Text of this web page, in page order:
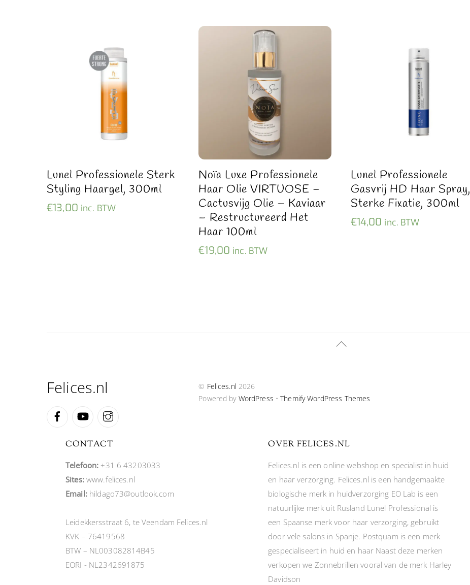
Lunel Professionele Sterk
Styling Haargel, 300ml
€13,00 inc. BTW
Noïa Luxe Professionele
Haar Olie VIRTUOSE –
Cactusvijg Olie – Kaviaar
– Restructureerd Het
Haar 100ml
€19,00 inc. BTW
Lunel Professionele
Gasvrij HD Haar Spray,
Sterke Fixatie, 300ml
€14,00 inc. BTW
Back
Felices.nl
FacebookYouTube
© Felices.nl 2026
Powered by WordPress •Themify WordPress Themes
CONTACT
Telefoon: +31 6 43203033
Sites:www.felices.nl
Email:hildago73@outlook.com
Leidekkersstraat 6, te Veendam Felices.nl
KVK – 76419568
BTW – NL003082814B45
EORI - NL2342691875
OVER FELICES.NL
Felices.nl is een online webshop en specialist in huid
en haar verzorging. Felices.nl is een handgemaakte
biologische merk in huidverzorging EO Lab is een
natuurlijke merk uit Rusland Lunel Professional is
een Spaanse merk voor haar verzorging, gebruikt
door vele salons in Spanje. Postquam is een merk
gespecialiseert in huid en haar Naast deze merken
verkopen we Zonnebrillen vooral van de merk Harley
Davidson